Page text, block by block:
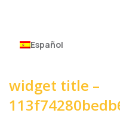
Español
widget title –